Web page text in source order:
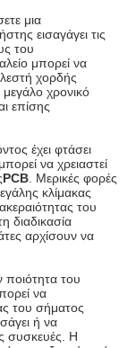
μια
εισαγάγει τις
του
μπορεί να
χορδής
μεγάλο χρονικό
επίσης
έχει φτάσει
να χρειαστεί
PCB. Μερικές φορές
κλίμακας
του
διαδικασία
αρχίσουν να
ποιότητα του
να
του σήματος
ή να
συσκευές. Η